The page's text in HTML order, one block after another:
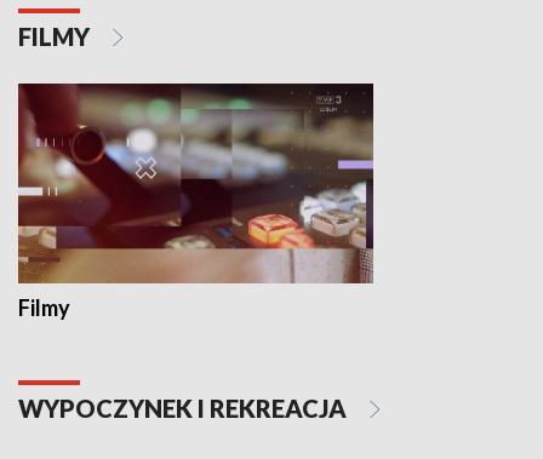
FILMY
Filmy
WYPOCZYNEK I REKREACJA